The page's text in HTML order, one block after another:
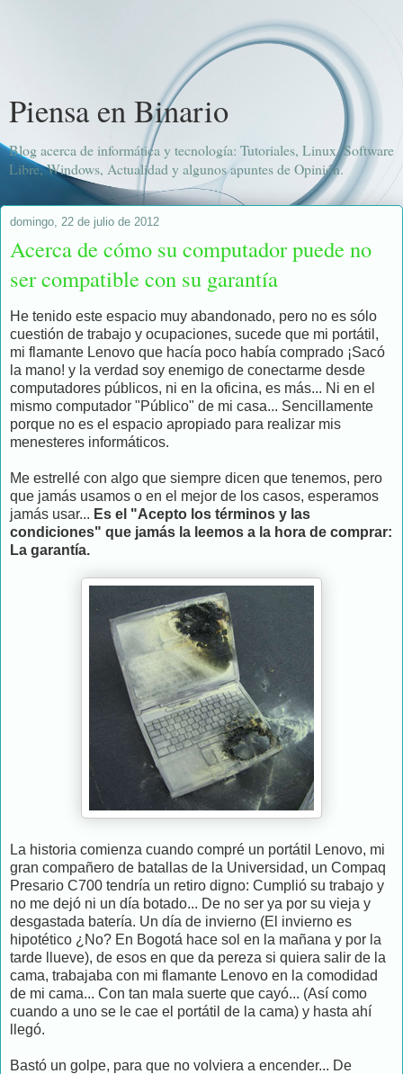
Piensa en Binario
Blog acerca de informática y tecnología: Tutoriales, Linux, Software
Libre, Windows, Actualidad y algunos apuntes de Opinión.
domingo, 22 de julio de 2012
Acerca de cómo su computador puede no
ser compatible con su garantía
He tenido este espacio muy abandonado, pero no es sólo
cuestión de trabajo y ocupaciones, sucede que mi portátil,
mi flamante Lenovo que hacía poco había comprado ¡Sacó
la mano! y la verdad soy enemigo de conectarme desde
computadores públicos, ni en la oficina, es más... Ni en el
mismo computador "Público" de mi casa... Sencillamente
porque no es el espacio apropiado para realizar mis
menesteres informáticos.
Me estrellé con algo que siempre dicen que tenemos, pero
que jamás usamos o en el mejor de los casos, esperamos
jamás usar... Es el "Acepto los términos y las
condiciones" que jamás la leemos a la hora de comprar:
La garantía.
La historia comienza cuando compré un portátil Lenovo, mi
gran compañero de batallas de la Universidad, un Compaq
Presario C700 tendría un retiro digno: Cumplió su trabajo y
no me dejó ni un día botado... De no ser ya por su vieja y
desgastada batería. Un día de invierno (El invierno es
hipotético ¿No? En Bogotá hace sol en la mañana y por la
tarde llueve), de esos en que da pereza si quiera salir de la
cama, trabajaba con mi flamante Lenovo en la comodidad
de mi cama... Con tan mala suerte que cayó... (Así como
cuando a uno se le cae el portátil de la cama) y hasta ahí
llegó.
Bastó un golpe, para que no volviera a encender... De